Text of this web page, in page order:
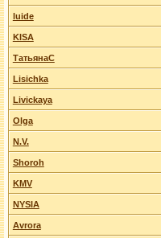
luide
KISA
ТатьянаС
Lisichka
Livickaya
Olga
N.V.
Shoroh
KMV
NYSIA
Avrora